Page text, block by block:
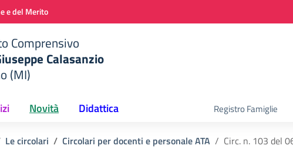
e del Merito
Comprensivo
Calasanzio
(MI)
Novità Didattica Registro Famiglie
Le circolari Circolari per docenti e personale ATA Circ. n. 103 del